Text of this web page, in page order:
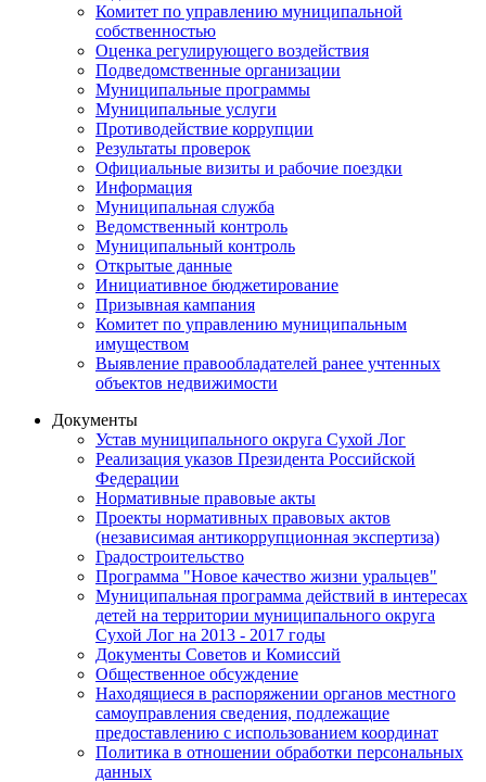
Комитет по управлению муниципальной
собственностью
Оценка регулирующего воздействия
Подведомственные организации
Муниципальные программы
Муниципальные услуги
Противодействие коррупции
Результаты проверок
Официальные визиты и рабочие поездки
Информация
Муниципальная служба
Ведомственный контроль
Муниципальный контроль
Открытые данные
Инициативное бюджетирование
Призывная кампания
Комитет по управлению муниципальным
имуществом
Выявление правообладателей ранее учтенных
объектов недвижимости
Документы
Устав муниципального округа Сухой Лог
Реализация указов Президента Российской
Федерации
Нормативные правовые акты
Проекты нормативных правовых актов
(независимая антикоррупционная экспертиза)
Градостроительство
Программа "Новое качество жизни уральцев"
Муниципальная программа действий в интересах
детей на территории муниципального округа
Сухой Лог на 2013 - 2017 годы
Документы Советов и Комиссий
Общественное обсуждение
Находящиеся в распоряжении органов местного
самоуправления сведения, подлежащие
предоставлению с использованием координат
Политика в отношении обработки персональных
данных